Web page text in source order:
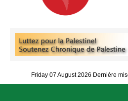
Friday 07 August 2026 Dernière